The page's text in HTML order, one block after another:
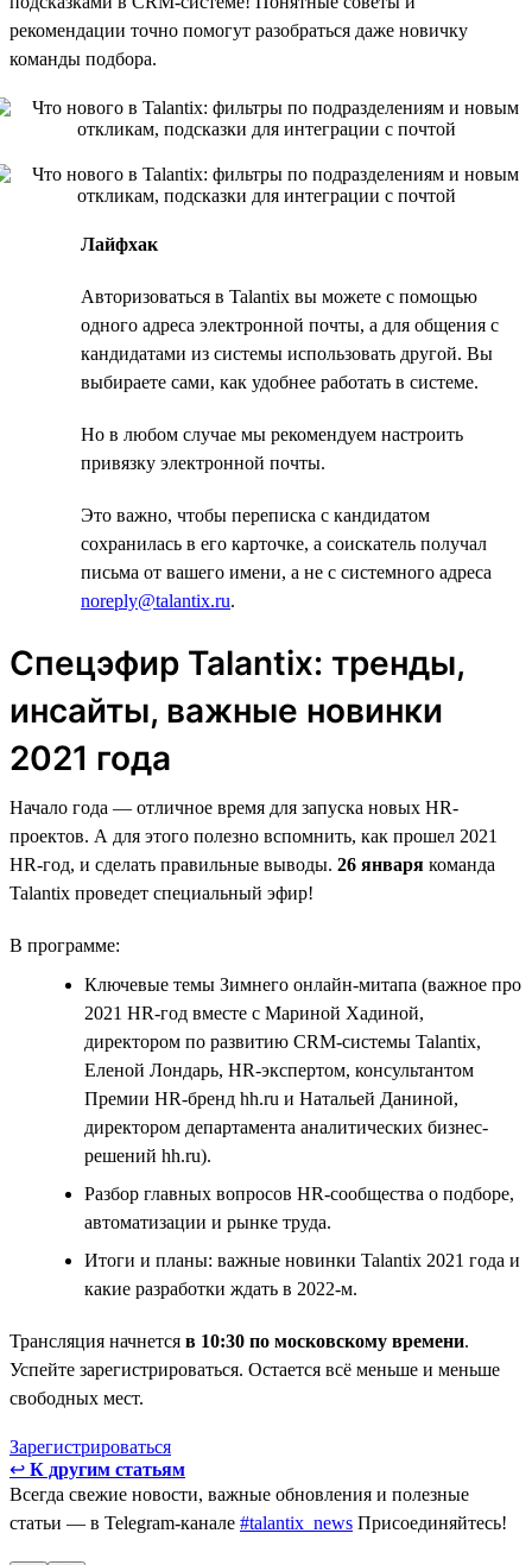
рекомендации точно помогут разобраться даже новичку
команды подбора.
Лайфхак
Авторизоваться в Talantix вы можете с помощью
одного адреса электронной почты, а для общения с
кандидатами из системы использовать другой. Вы
выбираете сами, как удобнее работать в системе.
Но в любом случае мы рекомендуем настроить
привязку электронной почты.
Это важно, чтобы переписка с кандидатом
сохранилась в его карточке, а соискатель получал
письма от вашего имени, а не с системного адреса
noreply@talantix.ru.
Спецэфир Talantiх: тренды,
инсайты, важные новинки
2021 года
Начало года — отличное время для запуска новых HR-
проектов. А для этого полезно вспомнить, как прошел 2021
HR-год, и сделать правильные выводы. 26 января команда
Talantix проведет специальный эфир!
В программе:
Ключевые темы Зимнего онлайн-митапа (важное про
2021 HR-год вместе с Мариной Хадиной,
директором по развитию CRM-системы Talantix,
Еленой Лондарь, HR-экспертом, консультантом
Премии HR-бренд hh.ru и Натальей Даниной,
директором департамента аналитических бизнес-
решений hh.ru).
Разбор главных вопросов HR-сообщества о подборе,
автоматизации и рынке труда.
Итоги и планы: важные новинки Talantix 2021 года и
какие разработки ждать в 2022-м.
Трансляция начнется в 10:30 по московскому времени.
Успейте зарегистрироваться. Остается всё меньше и меньше
свободных мест.
Зарегистрироваться
↩ К другим статьям
Всегда свежие новости, важные обновления и полезные
статьи — в Telegram-канале #talantix_news Присоединяйтесь!